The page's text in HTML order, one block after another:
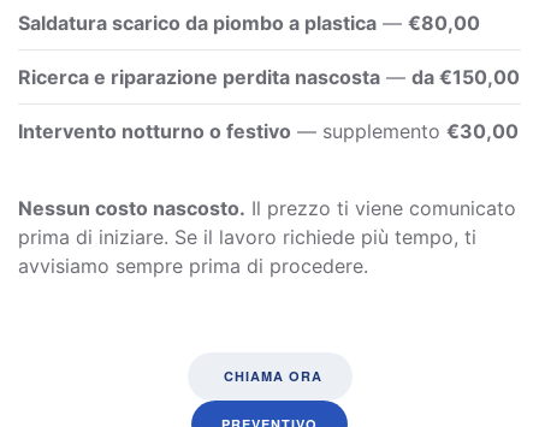
Saldatura scarico da piombo a plastica — €80,00
Ricerca e riparazione perdita nascosta — da €150,00
Intervento notturno o festivo — supplemento €30,00
Nessun costo nascosto. Il prezzo ti viene comunicato
prima di iniziare. Se il lavoro richiede più tempo, ti
avvisiamo sempre prima di procedere.
CHIAMA ORA